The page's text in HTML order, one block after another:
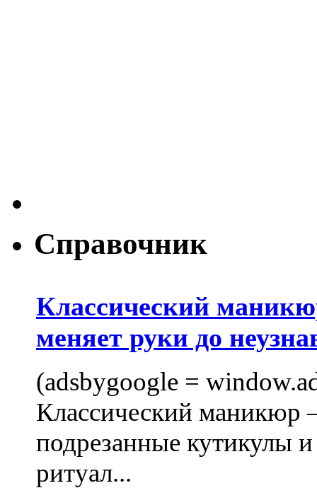
Справочник
Классический
меняет руки до
(adsbygoogle =
Классический маникюр
подрезанные кутикулы
ритуал...